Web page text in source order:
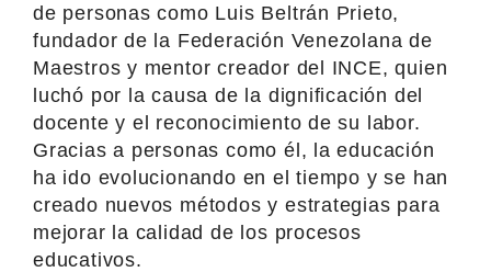
de personas como Luis Beltrán Prieto,
fundador de la Federación Venezolana de
Maestros y mentor creador del INCE, quien
luchó por la causa de la dignificación del
docente y el reconocimiento de su labor.
Gracias a personas como él, la educación
ha ido evolucionando en el tiempo y se han
creado nuevos métodos y estrategias para
mejorar la calidad de los procesos
educativos.